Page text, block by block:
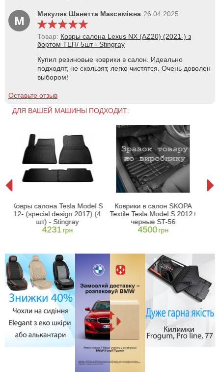
М Микуляк Шанетта Максимівна 26.04.2025
Товар: Ковры салона Lexus NX (AZ20) (2021-) з
бортом ТЕП/ 5шт - Stingray
Купил резиновые коврики в салон. Идеально
подходят, не скользят, легко чистятся. Очень доволен
выбором!
Оставьте отзыв
ДЛЯ ВАШЕЙ МАШИНЫ ПОДХОДИТ:
Ковры салона Tesla Model S
12- (special design 2017) (4
шт) - Stingray
4231грн
Коврики в салон SKOPA
Textile Tesla Model S 2012+
черные ST-56
4500грн